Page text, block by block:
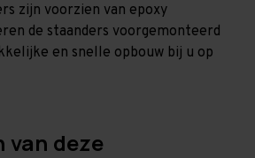
zijn voorzien van epoxy
de staanders voorgemonteerd
en snelle opbouw bij u op
deze